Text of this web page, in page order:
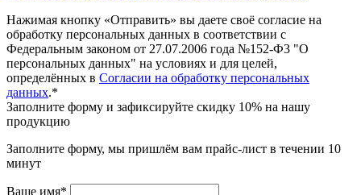
Нажимая кнопку «Отправить» вы даете своё согласие на
обработку персональных данных в соответствии с
Федеральным законом от 27.07.2006 года №152-Ф3 "О
персональных данных" на условиях и для целей,
определённых в Согласии на обработку персональных
данных.*
Заполните форму и зафиксируйте скидку 10% на нашу
продукцию
Заполните форму, мы пришлём вам прайс-лист в течении 10
минут
Ваше имя*